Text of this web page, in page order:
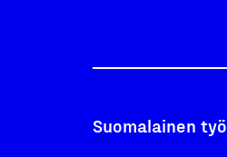
Suomalainen työ